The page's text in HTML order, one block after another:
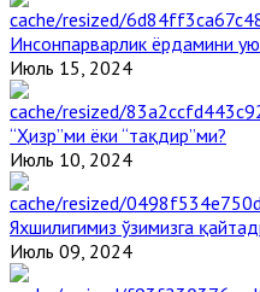
Инсонпарварлик ёрдамини
Июль 15, 2024
“Ҳизр”ми ёки “тақдир”ми?
Июль 10, 2024
Яхшилигимиз ўзимизга
Июль 09, 2024